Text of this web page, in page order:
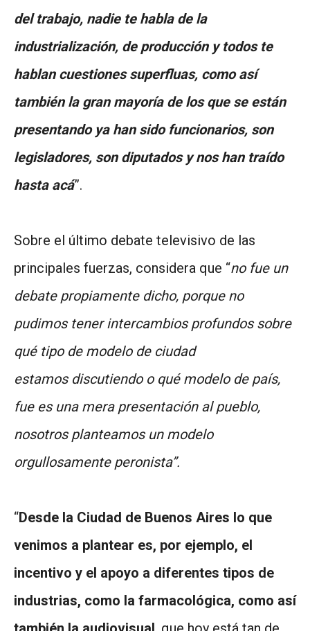
del trabajo, nadie te habla de la
industrialización, de producción y todos te
hablan cuestiones superfluas, como así
también la gran mayoría de los que se están
presentando ya han sido funcionarios, son
legisladores, son diputados y nos han traído
hasta acá”.
Sobre el último debate televisivo de las
principales fuerzas, considera que “no fue un
debate propiamente dicho, porque no
pudimos tener intercambios profundos sobre
qué tipo de modelo de ciudad
estamos discutiendo o qué modelo de país,
fue es una mera presentación al pueblo,
nosotros planteamos un modelo
orgullosamente peronista”.
“Desde la Ciudad de Buenos Aires lo que
venimos a plantear es, por ejemplo, el
incentivo y el apoyo a diferentes tipos de
industrias, como la farmacológica, como así